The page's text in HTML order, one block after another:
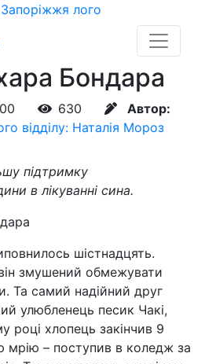
Бондара
630
Автор:
відділу: Наталія Мороз
підтримку
в лікуванні сина.
шістнадцять.
змушений обмежувати
Та самий надійний друг
улюбленець песик Чакі,
році хлопець закінчив 9
мрію – поступив в коледж за